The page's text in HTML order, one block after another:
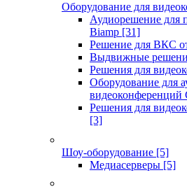
Оборудование для
Аудиорешение для
Biamp [31]
Решение для ВКС
Выдвижные
Решения для
Оборудование для
видеоконференций
Решения для
[3]
Шоу-оборудование [5]
Медиасерверы [5]